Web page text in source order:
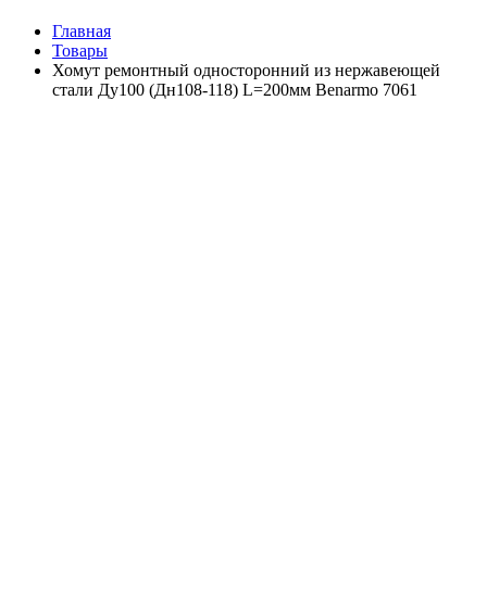
Главная
Товары
Хомут ремонтный односторонний из нержавеющей
стали Ду100 (Дн108-118) L=200мм Benarmo 7061